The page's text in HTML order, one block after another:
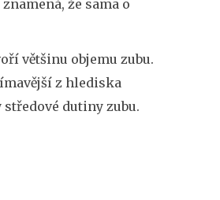
že sama o
většinu objemu zubu.
z hlediska
dutiny zubu.